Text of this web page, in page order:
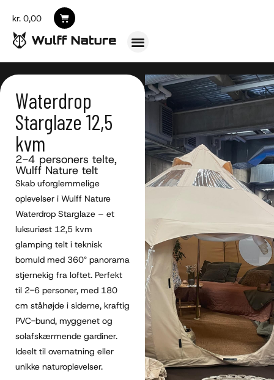
kr. 0,00
Waterdrop
Starglaze 12,5
kvm
2-4 personers telte,
Wulff Nature telt
Skab uforglemmelige
oplevelser i Wulff Nature
Waterdrop Starglaze – et
luksuriøst 12,5 kvm
glamping telt i teknisk
bomuld med 360° panorama
stjernekig fra loftet. Perfekt
til 2-6 personer, med 180
cm ståhøjde i siderne, kraftig
PVC-bund, myggenet og
solafskærmende gardiner.
Ideelt til overnatning eller
unikke naturoplevelser.